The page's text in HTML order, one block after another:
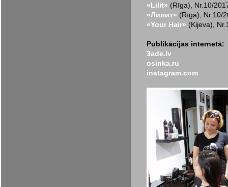
«Lilit» (Rīga), Nr.10/
«Лилит» (Rīga), Nr.10/
«Your Hair» (Kijeva),
Publikācijas internetā:
3ade.lv
osinka.ru
instagram.com